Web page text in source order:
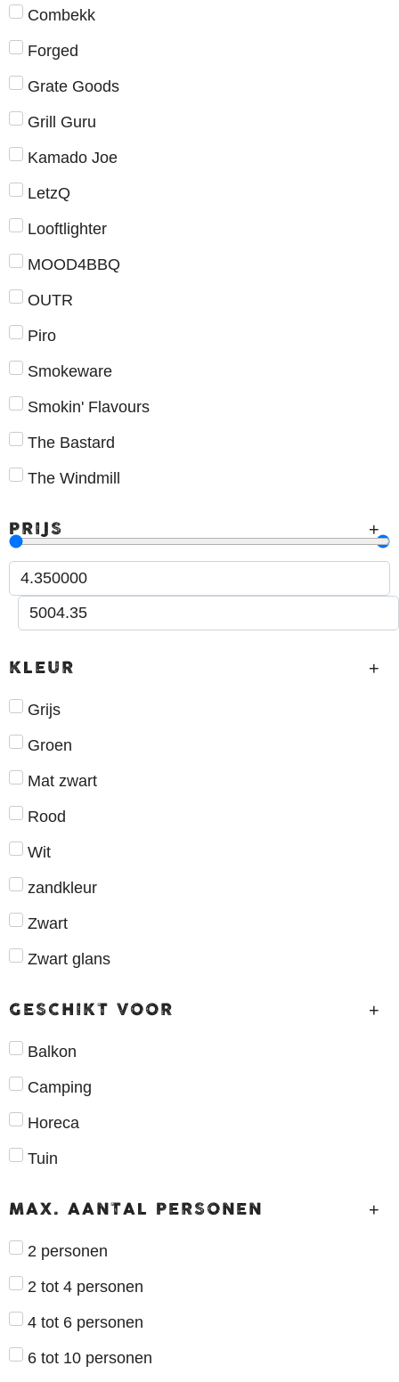
Combekk
Forged
Grate Goods
Grill Guru
Kamado Joe
LetzQ
Looftlighter
MOOD4BBQ
OUTR
Piro
Smokeware
Smokin' Flavours
The Bastard
The Windmill
PRIJS
KLEUR
Grijs
Groen
Mat zwart
Rood
Wit
zandkleur
Zwart
Zwart glans
GESCHIKT VOOR
Balkon
Camping
Horeca
Tuin
MAX. AANTAL PERSONEN
2 personen
2 tot 4 personen
4 tot 6 personen
6 tot 10 personen